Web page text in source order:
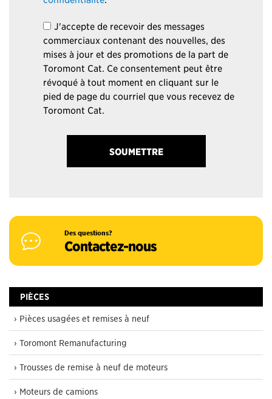
J'accepte de recevoir des messages
commerciaux contenant des nouvelles, des
mises à jour et des promotions de la part de
Toromont Cat. Ce consentement peut être
révoqué à tout moment en cliquant sur le
pied de page du courriel que vous recevez de
Toromont Cat.
Des questions?
Contactez-nous
PIÈCES
› Pièces usagées et remises à neuf
› Toromont Remanufacturing
› Trousses de remise à neuf de moteurs
› Moteurs de camions